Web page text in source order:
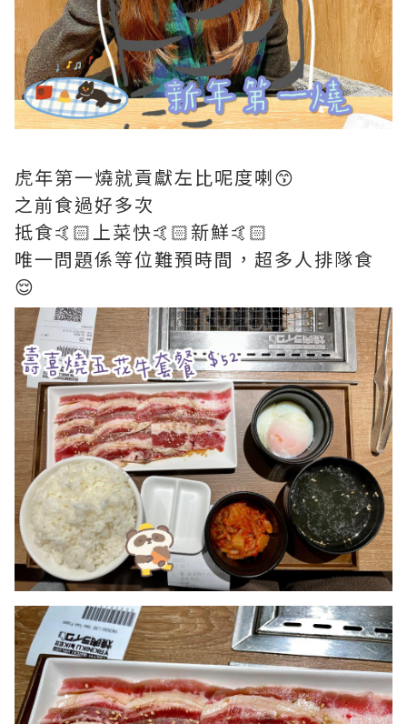
虎年第一燒就貢獻左比呢度喇😙
之前食過好多次
抵食🤙🏻上菜快🤙🏻新鮮🤙🏻
唯一問題係等位難預時間，超多人排隊食
😌